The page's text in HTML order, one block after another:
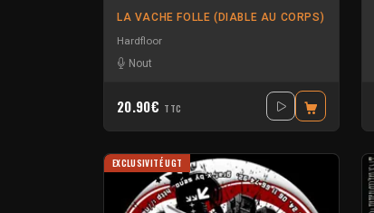
LA VACHE FOLLE (DIABLE AU CORPS)
Hardfloor
Nout
20.90€ TTC
EXCLUSIVITÉ UGT